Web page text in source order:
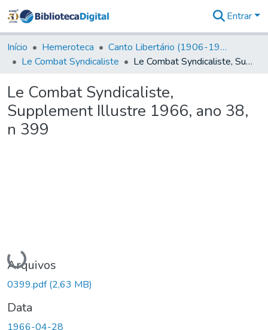
&
Coleções
Tudo na
Digital
Estatísticas
Entrar
Início Hemeroteca
Canto Libertário (1906-1995)
Le Combat Syndicaliste
Le Combat Syndicaliste, Supplement Illustre 1966, ano 38, n 399
Le Combat Syndicaliste,
Supplement Illustre 1966, ano 38,
n 399
Carregando...
Arquivos
0399.pdf(2,63 MB)
Data
1966-04-28